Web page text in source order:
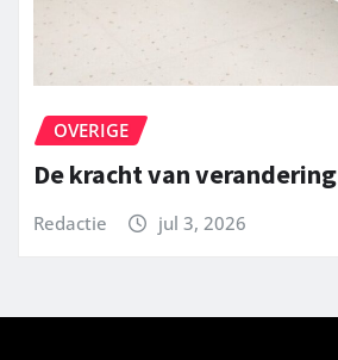
OVERIGE
De kracht van verandering
Redactie jul 3, 2026